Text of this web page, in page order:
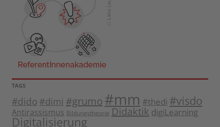
TAGS
#dido #dimi #grumo #mm #thedi #visdo
Antirassismus Bildungstheorie Didaktik digiLearning
Digitalisierung